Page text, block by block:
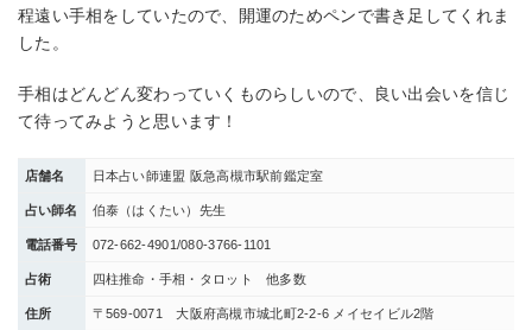
程遠い手相をしていたので、開運のためペンで書き足してくれま
した。
手相はどんどん変わっていくものらしいので、良い出会いを信じ
て待ってみようと思います！
店舗名 日本占い師連盟 阪急高槻市駅前鑑定室
占い師名 伯泰（はくたい）先生
電話番号 072-662-4901/080-3766-1101
占術 四柱推命・手相・タロット 他多数
住所 〒569-0071 大阪府高槻市城北町2-2-6 メイセイビル2階